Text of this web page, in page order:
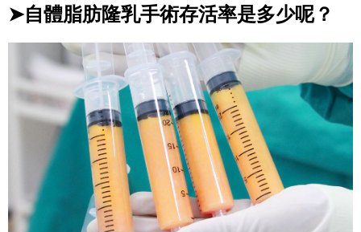
➤自體脂肪隆乳手術存活率是多少呢？